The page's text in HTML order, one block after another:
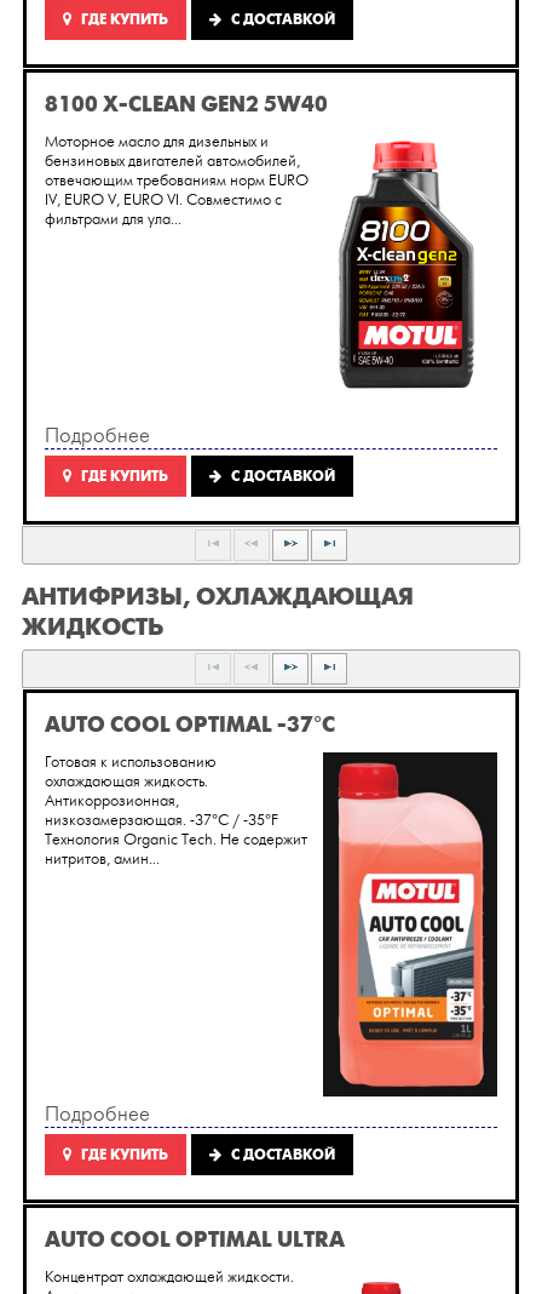
ГДЕ КУПИТЬ C ДОСТАВКОЙ
8100 X-CLEAN GEN2 5W40
Моторное масло для дизельных и
бензиновых двигателей автомобилей,
отвечающим требованиям норм EURO
IV, EURO V, EURO VI. Совместимо с
фильтрами для ула...
Подробнее
ГДЕ КУПИТЬ C ДОСТАВКОЙ
АНТИФРИЗЫ, ОХЛАЖДАЮЩАЯ
ЖИДКОСТЬ
AUTO COOL OPTIMAL -37°C
Готовая к использованию
охлаждающая жидкость.
Антикоррозионная,
низкозамерзающая. -37°C / -35°F
Технология Organic Tech. Не содержит
нитритов, амин...
Подробнее
ГДЕ КУПИТЬ C ДОСТАВКОЙ
AUTO COOL OPTIMAL ULTRA
Концентрат охлаждающей жидкости.